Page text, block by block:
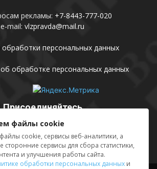
рекламы: +7-8443-777-020
e-mail: vlzpravda@mail.ru
персональных данных
обработке персональных данных
Присоединяйтесь
файлы cookie
cookie, сервисы веб-аналитики, а
сторонние сервисы для сбора статистики,
и улучшения работы сайта.
обработки персональных данных и